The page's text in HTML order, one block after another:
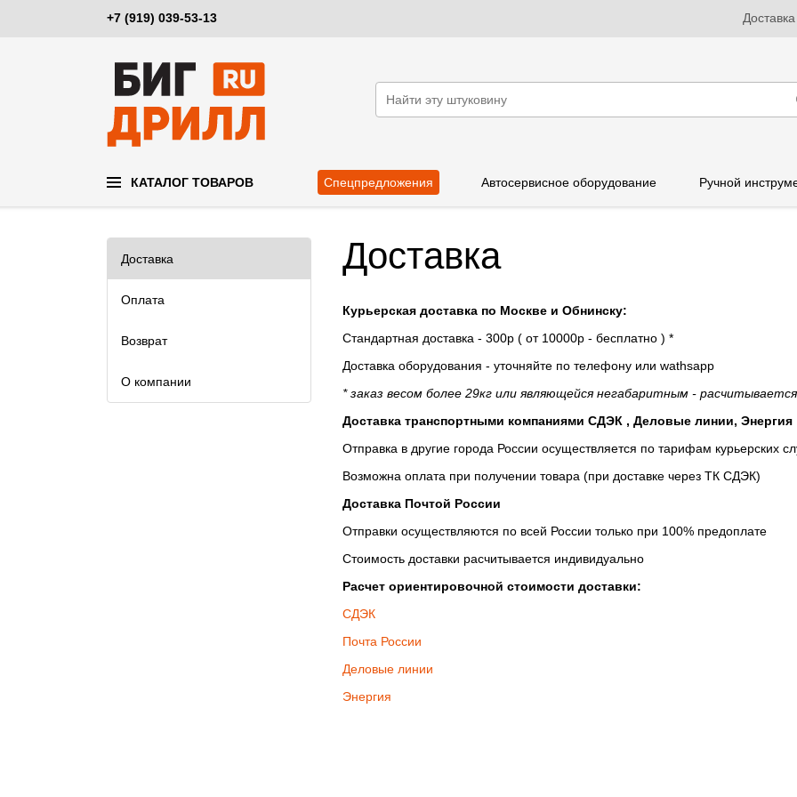
+7 (919) 039-53-13 Доставка
КАТАЛОГ ТОВАРОВ Спецпредложения Автосервисное оборудование Ручной
Доставка
Оплата
Возврат
О компании
Доставка
Курьерская доставка по Москве и Обнинску:
Стандартная доставка - 300р ( от 10000р - бесплатно ) *
Доставка оборудования - уточняйте по телефону или wathsapp
* заказ весом более 29кг или являющейся негабаритным -
Доставка транспортными компаниями СДЭК , Деловые линии, Энергия
Отправка в другие города России осуществляется по тарифам курьерских
Возможна оплата при получении товара (при доставке через ТК СДЭК)
Доставка Почтой России
Отправки осуществляются по всей России только при 100% предоплате
Стоимость доставки расчитывается индивидуально
Расчет ориентировочной стоимости доставки:
СДЭК
Почта России
Деловые линии
Энергия